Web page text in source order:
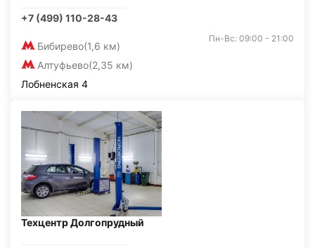
+7 (499) 110-28-43
Бибирево(1,6 км)
Алтуфьево(2,35 км)
Пн-Вс: 09:00 - 21:00
Лобненская 4
Техцентр Долгопрудный